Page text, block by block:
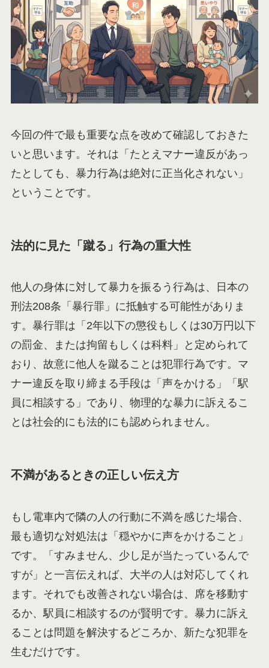
今回の件で最も重要な点を改めて確認しておきた
いと思います。それは「たとえマナー違反があっ
たとしても、暴力行為は絶対に正当化されない」
ということです。
法的に見た「蹴る」行為の重大性
他人の身体に対して暴力を振るう行為は、日本の
刑法208条「暴行罪」に抵触する可能性がありま
す。暴行罪は「2年以下の懲役もしくは30万円以下
の罰金、または拘留もしくは科料」と定められて
おり、故意に他人を蹴ることは犯罪行為です。マ
ナー違反を取り締まる手段は「声をかける」「駅
員に相談する」であり、物理的な暴力に訴えるこ
とは社会的にも法的にも認められません。
不満があるときの正しい伝え方
もし電車内で隣の人の行動に不満を感じた場合、
最も適切な対処法は「穏やかに声をかけること」
です。「すみません、少し足が当たっているんで
すが」と一言伝えれば、大半の人は対応してくれ
ます。それでも改善されない場合は、席を移動す
るか、駅員に相談するのが賢明です。暴力に訴え
ることは問題を解決するどころか、新たな犯罪を
生むだけです。